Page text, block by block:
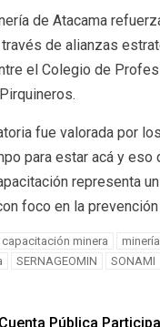
de Atacama
de alianzas
el Colegio de
fue valorada por
para estar acá y eso
representa
foco en la
capacitación minera
SERNAGEOMIN SONAMI
Pública